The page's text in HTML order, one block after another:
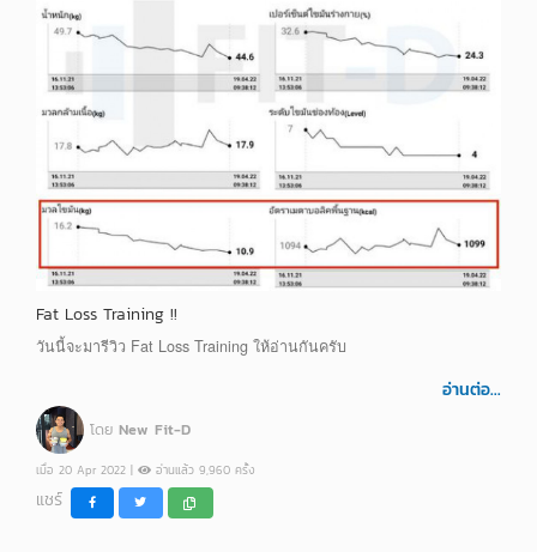
Fat Loss Training !!
วันนี้จะมารีวิว Fat Loss Training ให้อ่านกันครับ
อ่านต่อ...
โดย New Fit-D
เมื่อ 20 Apr 2022 | อ่านแล้ว 9,960 ครั้ง
แชร์